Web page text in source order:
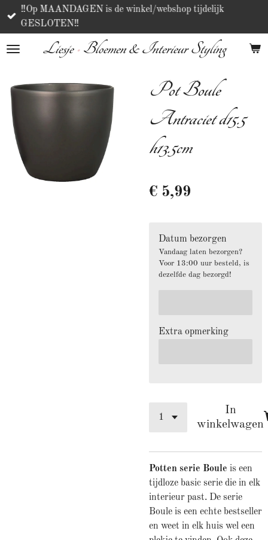
Ga
direct
de
Liesje•Bloemen & Interieur Styling
‼️Op MAANDAGEN is de winkel/webshop tijdelijk
GESLOTEN‼️
Pot Boule
Antraciet d15.5
h13.5cm
€ 5,99
Datum bezorgen
Vandaag laten bezorgen?
Voor 13:00 uur besteld, is
dezelfde dag bezorgd!
Extra opmerking
In
winkelwagen
Potten serie Boule is een
tijdloze basic serie die in elk
interieur past. De serie
Boule is een echte bestseller
en weet in elk huis wel een